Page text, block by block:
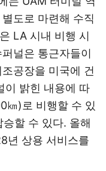
도로 마련해 수직
LA 시내 비행 시
널은 통근자들이
공장을 미국에 건
이 밝힌 내용에 따
㎞)로 비행할 수 있
할 수 있다. 올해
년 상용 서비스를